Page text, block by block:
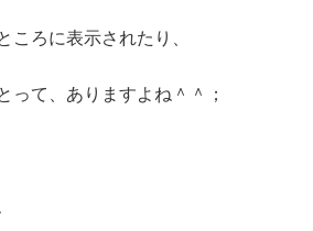
ころに表示されたり、
って、ありますよね＾＾；